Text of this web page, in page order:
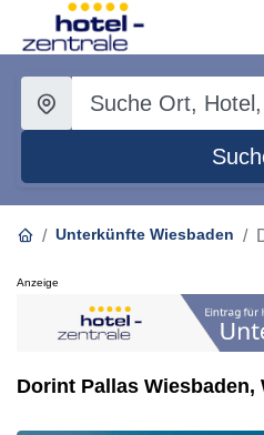
Unterkünfte Wiesbaden
Anzeige
Dorint Pallas Wiesbaden,